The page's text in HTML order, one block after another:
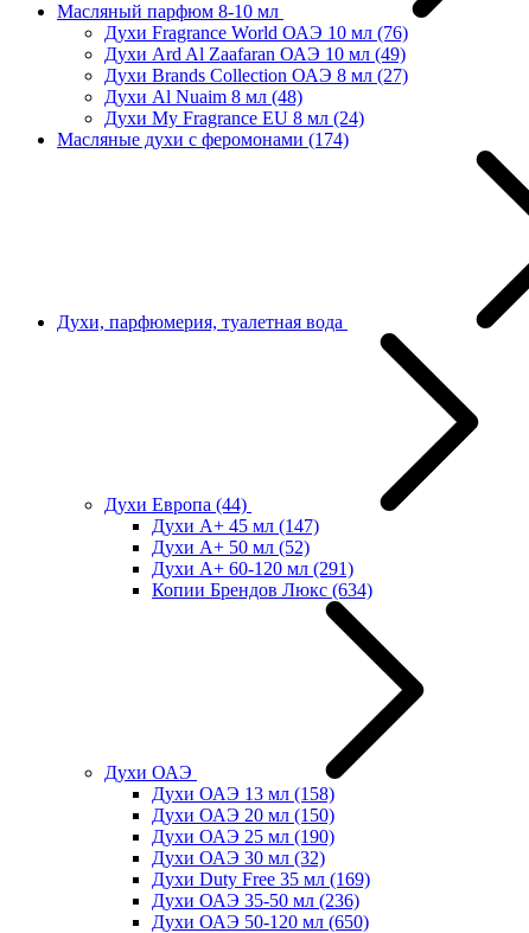
Масляный парфюм 8-10 мл
Духи Fragrance World ОАЭ 10 мл (76)
Духи Ard Al Zaafaran ОАЭ 10 мл (49)
Духи Brands Collection ОАЭ 8 мл (27)
Духи Al Nuaim 8 мл (48)
Духи My Fragrance EU 8 мл (24)
Масляные духи с феромонами (174)
Духи, парфюмерия, туалетная вода
Духи Европа (44)
Духи А+ 45 мл (147)
Духи А+ 50 мл (52)
Духи А+ 60-120 мл (291)
Копии Брендов Люкс (634)
Духи ОАЭ
Духи ОАЭ 13 мл (158)
Духи ОАЭ 20 мл (150)
Духи ОАЭ 25 мл (190)
Духи ОАЭ 30 мл (32)
Духи Duty Free 35 мл (169)
Духи ОАЭ 35-50 мл (236)
Духи ОАЭ 50-120 мл (650)